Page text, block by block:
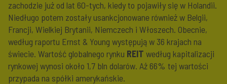
zachodzie już od lat 60-tych, kiedy to pojawiły się w Holandii.
Niedługo potem zostały usankcjonowane również w Belgii,
Francji, Wielkiej Brytanii, Niemczech i Włoszech. Obecnie,
według raportu Ernst & Young występują w 36 krajach na
świecie. Wartość globalnego rynku REIT według kapitalizacji
rynkowej wynosi około 1,7 bln dolarów. Aż 66% tej wartości
przypada na spółki amerykańskie.